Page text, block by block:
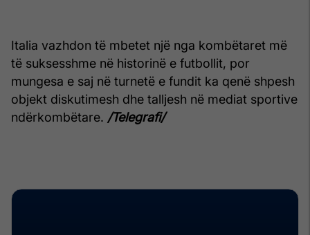
Italia vazhdon të mbetet një nga kombëtaret më
të suksesshme në historinë e futbollit, por
mungesa e saj në turnetë e fundit ka qenë shpesh
objekt diskutimesh dhe talljesh në mediat sportive
ndërkombëtare. /Telegrafi/